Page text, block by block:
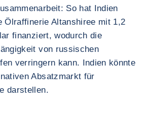
So hat Indien
Ölraffinerie Altanshiree mit 1,2
finanziert, wodurch die
von russischen
verringern kann. Indien könnte
Absatzmarkt für
darstellen.